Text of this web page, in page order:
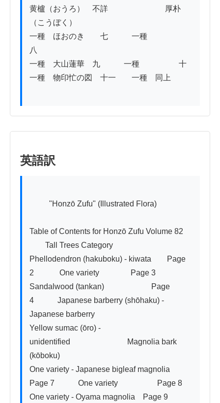
黄櫨（おうろ）　不詳　　　　　　　 厚朴
（こうぼく）
一種　ほおのき　　七　　　一種
八
一種　大山蓮華　九　　　一種　　　　　十
一種　物印忙の図　十一　　一種　同上
英語訳
Table of Contents for Honzō Zufu Volume 82
Tall Trees Category
Phellodendron (hakuboku) - kiwata　　Page
2　　　 One variety　　　　Page 3
Sandalwood (tankan)　　　　　　Page
4　　　Japanese barberry (shōhaku) -
Japanese barberry
Yellow sumac (ōro) -
unidentified　　　　　　　 Magnolia bark
(kōboku)
One variety - Japanese bigleaf magnolia
Page 7　　　One variety　　　　　Page 8
One variety - Oyama magnolia　Page 9